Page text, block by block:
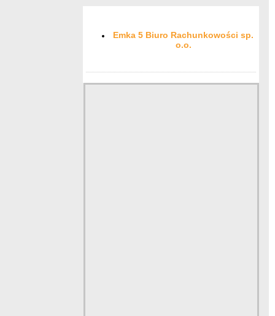
Emka 5 Biuro Rachunkowości sp.
o.o.